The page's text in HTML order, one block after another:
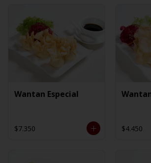
Wantan Especial
$7.350 $4.450